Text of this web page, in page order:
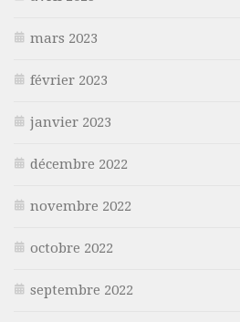
mars 2023
février 2023
janvier 2023
décembre 2022
novembre 2022
octobre 2022
septembre 2022